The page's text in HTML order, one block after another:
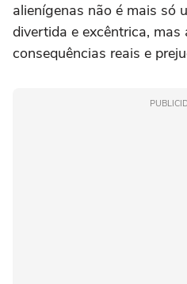
alienígenas não é mais só
divertida e excêntrica, mas
consequências reais e